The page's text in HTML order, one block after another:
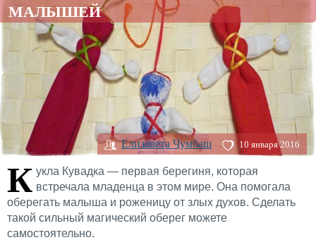
МАЛЫШЕЙ
Елизавета Чумбаш 10 января 2016
К укла Кувадка — первая берегиня, которая
встречала младенца в этом мире. Она помогала
оберегать малыша и роженицу от злых духов. Сделать
такой сильный магический оберег можете
самостоятельно.